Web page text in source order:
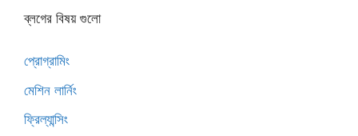
ব্লগের বিষয় গুলো
প্রোগ্রামিং
মেশিন লার্নিং
ফ্রিল্যান্সিং